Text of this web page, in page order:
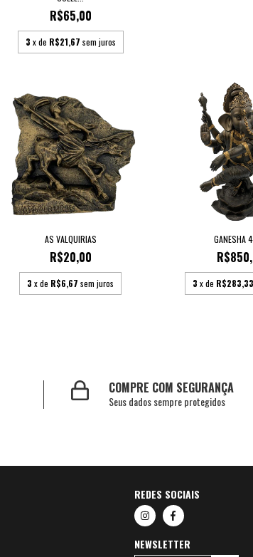
R$65,00
3 x de R$21,67 sem juros
AS VALQUIRIAS
R$20,00
3 x de R$6,67 sem juros
GANESHA
3 x de R$283,33
COMPRE COM SEGURANÇA
Seus dados sempre protegidos
REDES SOCIAIS
NEWSLETTER